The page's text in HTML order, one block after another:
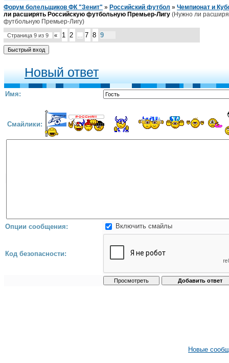
Форум болельщиков ФК "Зенит" » Российский футбол » Чемпионат и
ли расширять Российскую футбольную Премьер-Лигу (Нужно ли
футбольную Премьер-Лигу)
Страница 9 из 9 « 1 2 7 8 9
Новый ответ
Имя:
Смайлики:
Опции сообщения: Включить смайлы
Код безопасности:
Новые